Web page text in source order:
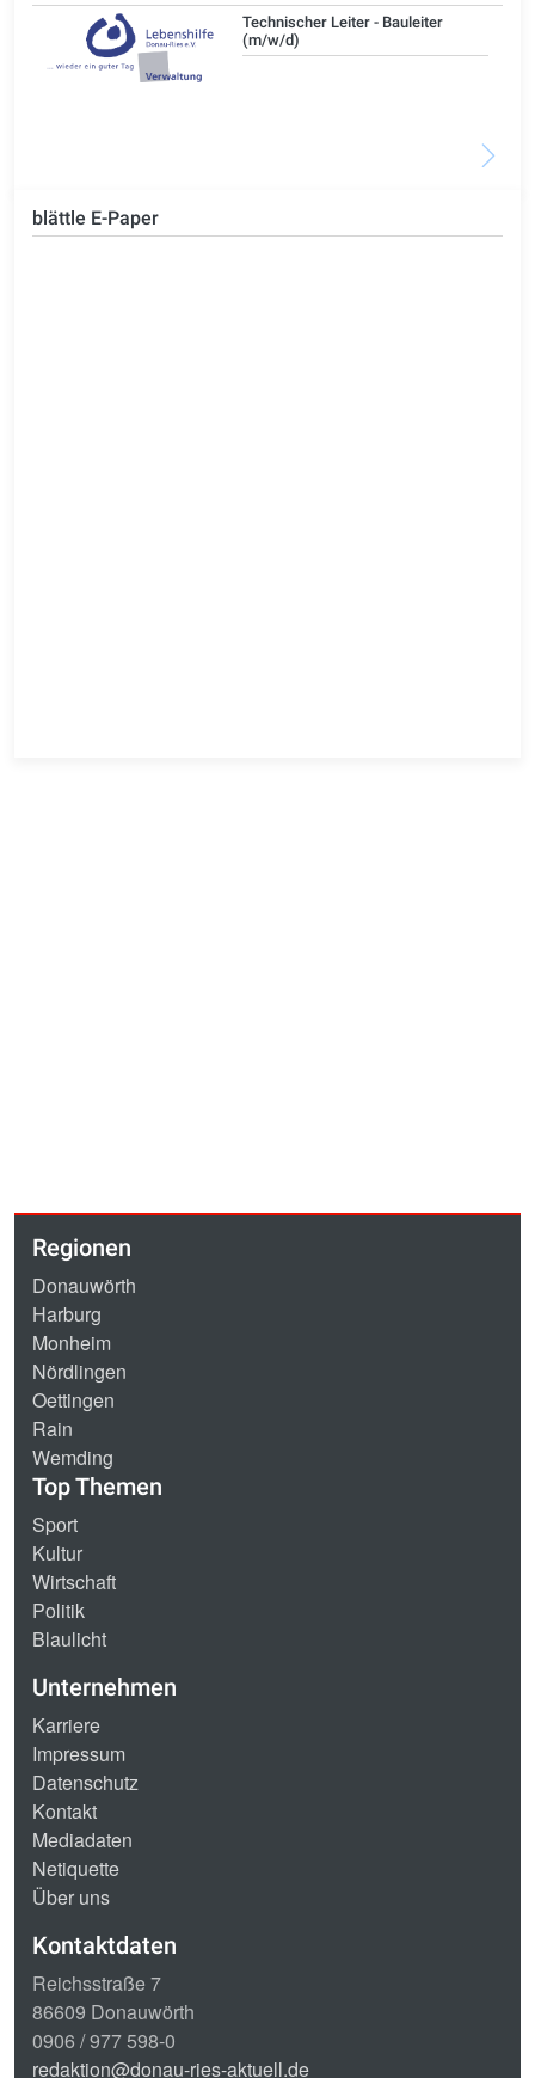
Technischer Leiter - Bauleiter
(m/w/d)
blättle E-Paper
Regionen
Donauwörth
Harburg
Monheim
Nördlingen
Oettingen
Rain
Wemding
Top Themen
Sport
Kultur
Wirtschaft
Politik
Blaulicht
Unternehmen
Karriere
Impressum
Datenschutz
Kontakt
Mediadaten
Netiquette
Über uns
Kontaktdaten
Reichsstraße 7
86609 Donauwörth
0906 / 977 598-0
redaktion@donau-ries-aktuell.de